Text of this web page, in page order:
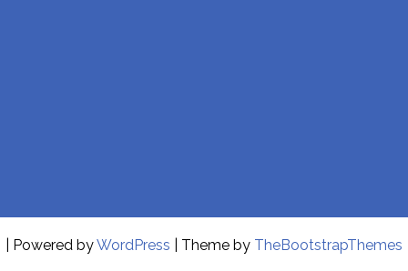
| Powered byWordPress | Theme by TheBootstrapThemes